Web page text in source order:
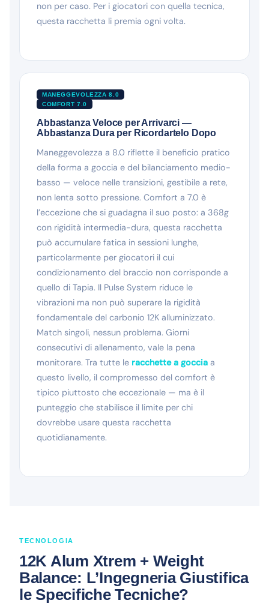
non per caso. Per i giocatori con quella tecnica,
questa racchetta li premia ogni volta.
MANEGGEVOLEZZA 8.0
COMFORT 7.0
Abbastanza Veloce per Arrivarci —
Abbastanza Dura per Ricordartelo Dopo
Maneggevolezza a 8.0 riflette il beneficio pratico
della forma a goccia e del bilanciamento medio-
basso — veloce nelle transizioni, gestibile a rete,
non lenta sotto pressione. Comfort a 7.0 è
l’eccezione che si guadagna il suo posto: a 368g
con rigidità intermedia-dura, questa racchetta
può accumulare fatica in sessioni lunghe,
particolarmente per giocatori il cui
condizionamento del braccio non corrisponde a
quello di Tapia. Il Pulse System riduce le
vibrazioni ma non può superare la rigidità
fondamentale del carbonio 12K alluminizzato.
Match singoli, nessun problema. Giorni
consecutivi di allenamento, vale la pena
monitorare. Tra tutte le racchette a goccia a
questo livello, il compromesso del comfort è
tipico piuttosto che eccezionale — ma è il
punteggio che stabilisce il limite per chi
dovrebbe usare questa racchetta
quotidianamente.
TECNOLOGIA
12K Alum Xtrem + Weight
Balance: L’Ingegneria Giustifica
le Specifiche Tecniche?